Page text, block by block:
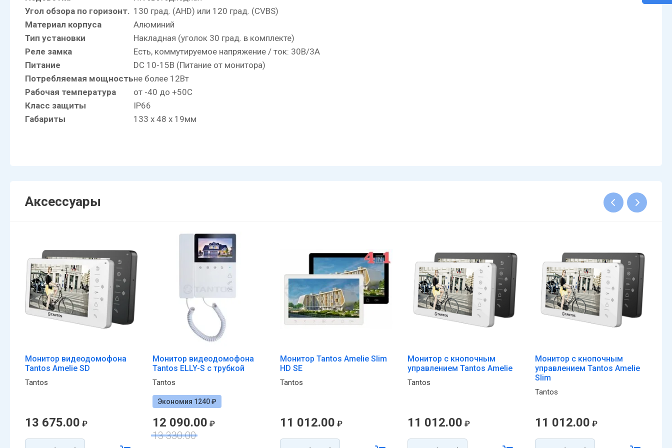
Угол обзора по горизонт. 130 град. (AHD) или 120 град. (CVBS)
Материал корпуса
Алюминий
Тип установки
Накладная (уголок 30 град. в комплекте)
Реле замка
Есть, коммутируемое напряжение / ток: 30В/3А
Питание
DC 10-15В (Питание от монитора)
Потребляемая мощностьне более 12Вт
Рабочая температура
от -40 до +50С
Класс защиты
IP66
Габариты
133 х 48 х 19мм
Аксессуары
Монитор видеодомофона
Tantos Amelie SD
Tantos
13 675.00 ₽
Монитор видеодомофона
Tantos ELLY-S с трубкой
Tantos
Экономия 1240 ₽
12 090.00 ₽
13 330.00
Монитор Tantos Amelie Slim
HD SE
Tantos
11 012.00 ₽
Монитор с кнопочным
управлением Tantos Amelie
Tantos
11 012.00 ₽
Монитор с кнопочным
управлением Tantos Amelie
Slim
Tantos
11 012.00 ₽